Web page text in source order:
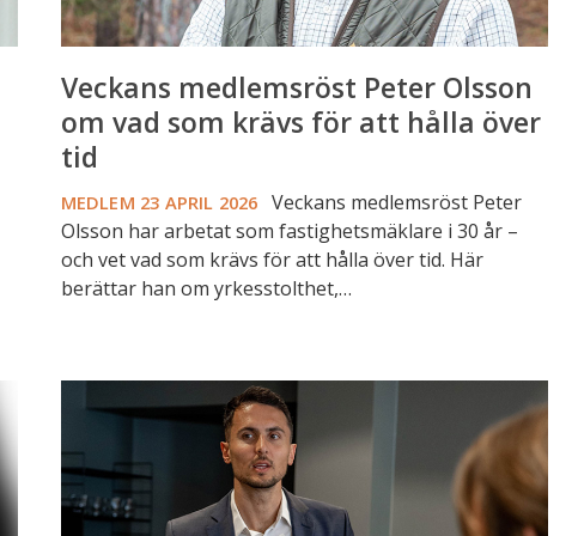
hålla
över
tidVeckans medlemsröst Peter Olsson
om vad som krävs för att hålla över
tid
MEDLEM 23 APRIL 2026 Veckans medlemsröst Peter
Olsson har arbetat som fastighetsmäklare i 30 år –
och vet vad som krävs för att hålla över tid. Här
berättar han om yrkesstolthet,…
medlemsröst
Aganovic:
Fastighetsmäklare